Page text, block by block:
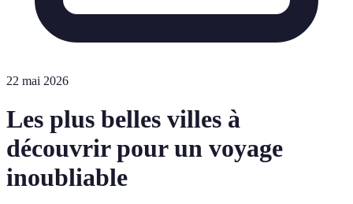
22 mai 2026
Les plus belles villes à
découvrir pour un voyage
inoubliable